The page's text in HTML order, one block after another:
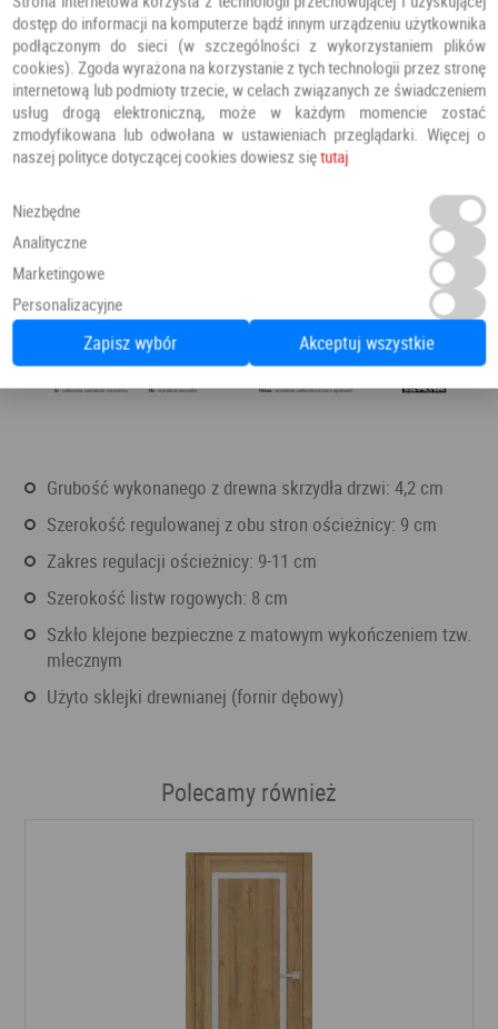
grubość wykonanego z drewna skrzydła drzwi: 4,2 cm
szerokość regulowanej z obu stron ościeżnicy: 9 cm
zakres regulacji ościeżnicy: 9-11 cm
szerokość listw rogowych: 8 cm
szkło klejone bezpieczne z matowym wykończeniem tzw.
mlecznym
użyto sklejki drewnianej (fornir dębowy)
Polecamy również
dostęp do informacji na komputerze bądź innym urządzeniu użytkownika
podłączonym do sieci (w szczególności z wykorzystaniem plików
cookies). Zgoda wyrażona na korzystanie z tych technologii przez stronę
internetową lub podmioty trzecie, w celach związanych ze świadczeniem
usług drogą elektroniczną, może w każdym momencie zostać
zmodyfikowana lub odwołana w ustawieniach przeglądarki. Więcej o
naszej polityce dotyczącej cookies dowiesz siętutaj
Niezbędne
Analityczne
Marketingowe
Personalizacyjne
Zapisz wybór Akceptuj wszystkie